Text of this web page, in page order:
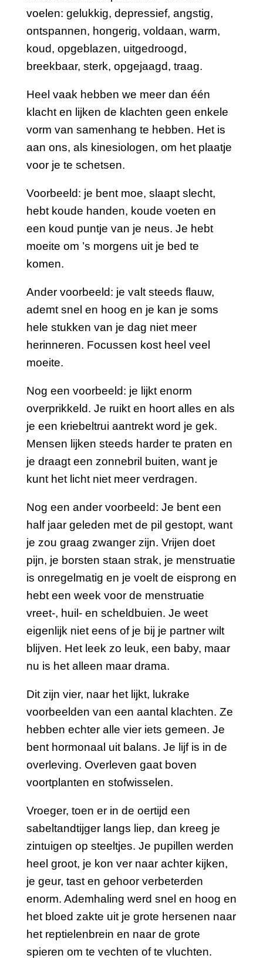
voelen: gelukkig, depressief, angstig,
ontspannen, hongerig, voldaan, warm,
koud, opgeblazen, uitgedroogd,
breekbaar, sterk, opgejaagd, traag.
Heel vaak hebben we meer dan één
klacht en lijken de klachten geen enkele
vorm van samenhang te hebben. Het is
aan ons, als kinesiologen, om het plaatje
voor je te schetsen.
Voorbeeld: je bent moe, slaapt slecht,
hebt koude handen, koude voeten en
een koud puntje van je neus. Je hebt
moeite om ’s morgens uit je bed te
komen.
Ander voorbeeld: je valt steeds flauw,
ademt snel en hoog en je kan je soms
hele stukken van je dag niet meer
herinneren. Focussen kost heel veel
moeite.
Nog een voorbeeld: je lijkt enorm
overprikkeld. Je ruikt en hoort alles en als
je een kriebeltrui aantrekt word je gek.
Mensen lijken steeds harder te praten en
je draagt een zonnebril buiten, want je
kunt het licht niet meer verdragen.
Nog een ander voorbeeld: Je bent een
half jaar geleden met de pil gestopt, want
je zou graag zwanger zijn. Vrijen doet
pijn, je borsten staan strak, je menstruatie
is onregelmatig en je voelt de eisprong en
hebt een week voor de menstruatie
vreet-, huil- en scheldbuien. Je weet
eigenlijk niet eens of je bij je partner wilt
blijven. Het leek zo leuk, een baby, maar
nu is het alleen maar drama.
Dit zijn vier, naar het lijkt, lukrake
voorbeelden van een aantal klachten. Ze
hebben echter alle vier iets gemeen. Je
bent hormonaal uit balans. Je lijf is in de
overleving. Overleven gaat boven
voortplanten en stofwisselen.
Vroeger, toen er in de oertijd een
sabeltandtijger langs liep, dan kreeg je
zintuigen op steeltjes. Je pupillen werden
heel groot, je kon ver naar achter kijken,
je geur, tast en gehoor verbeterden
enorm. Ademhaling werd snel en hoog en
het bloed zakte uit je grote hersenen naar
het reptielenbrein en naar de grote
spieren om te vechten of te vluchten.